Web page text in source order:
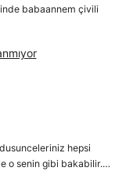
babaannem çivili
hepsi
o senin gibi bakabilir.…